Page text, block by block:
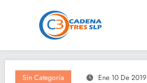
Sin Categoría Ene 10 De 2019